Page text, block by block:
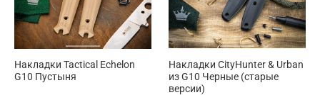
Накладки Tactical Echelon
G10 Пустыня
Накладки CityHunter & Urban
из G10 Черные (старые
версии)